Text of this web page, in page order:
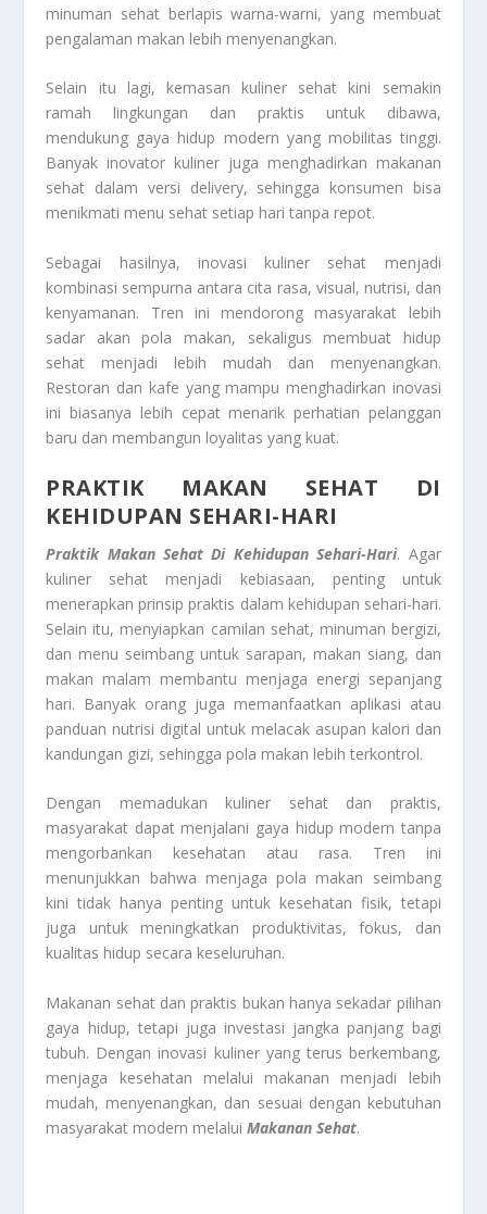
minuman sehat berlapis warna-warni, yang membuat
pengalaman makan lebih menyenangkan.
Selain itu lagi, kemasan kuliner sehat kini semakin
ramah lingkungan dan praktis untuk dibawa,
mendukung gaya hidup modern yang mobilitas tinggi.
Banyak inovator kuliner juga menghadirkan makanan
sehat dalam versi delivery, sehingga konsumen bisa
menikmati menu sehat setiap hari tanpa repot.
Sebagai hasilnya, inovasi kuliner sehat menjadi
kombinasi sempurna antara cita rasa, visual, nutrisi, dan
kenyamanan. Tren ini mendorong masyarakat lebih
sadar akan pola makan, sekaligus membuat hidup
sehat menjadi lebih mudah dan menyenangkan.
Restoran dan kafe yang mampu menghadirkan inovasi
ini biasanya lebih cepat menarik perhatian pelanggan
baru dan membangun loyalitas yang kuat.
PRAKTIK MAKAN SEHAT DI
KEHIDUPAN SEHARI-HARI
Praktik Makan Sehat Di Kehidupan Sehari-Hari. Agar
kuliner sehat menjadi kebiasaan, penting untuk
menerapkan prinsip praktis dalam kehidupan sehari-hari.
Selain itu, menyiapkan camilan sehat, minuman bergizi,
dan menu seimbang untuk sarapan, makan siang, dan
makan malam membantu menjaga energi sepanjang
hari. Banyak orang juga memanfaatkan aplikasi atau
panduan nutrisi digital untuk melacak asupan kalori dan
kandungan gizi, sehingga pola makan lebih terkontrol.
Dengan memadukan kuliner sehat dan praktis,
masyarakat dapat menjalani gaya hidup modern tanpa
mengorbankan kesehatan atau rasa. Tren ini
menunjukkan bahwa menjaga pola makan seimbang
kini tidak hanya penting untuk kesehatan fisik, tetapi
juga untuk meningkatkan produktivitas, fokus, dan
kualitas hidup secara keseluruhan.
Makanan sehat dan praktis bukan hanya sekadar pilihan
gaya hidup, tetapi juga investasi jangka panjang bagi
tubuh. Dengan inovasi kuliner yang terus berkembang,
menjaga kesehatan melalui makanan menjadi lebih
mudah, menyenangkan, dan sesuai dengan kebutuhan
masyarakat modern melaluiMakanan Sehat.